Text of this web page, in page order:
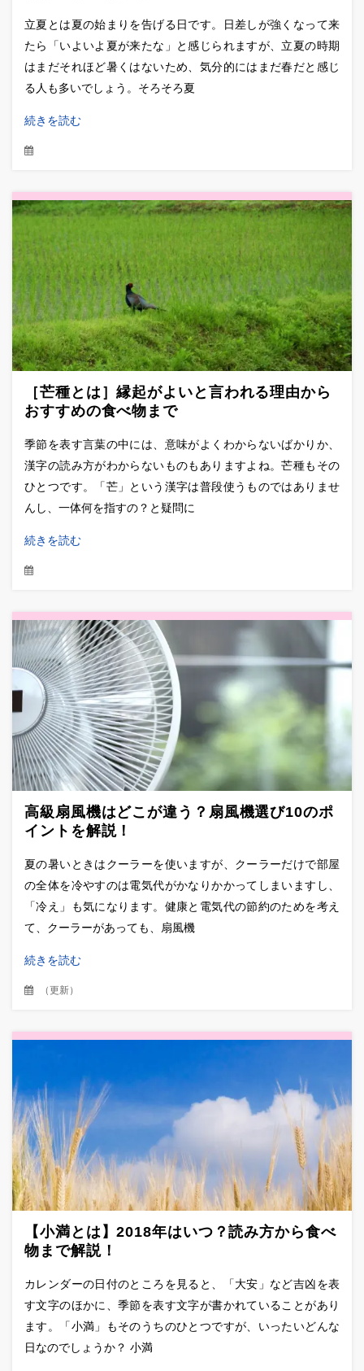
立夏とは夏の始まりを告げる日です。日差しが強くなって来
たら「いよいよ夏が来たな」と感じられますが、立夏の時期
はまだそれほど暑くはないため、気分的にはまだ春だと感じ
る人も多いでしょう。そろそろ夏
続きを読む
［芒種とは］縁起がよいと言われる理由から
おすすめの食べ物まで
季節を表す言葉の中には、意味がよくわからないばかりか、
漢字の読み方がわからないものもありますよね。芒種もその
ひとつです。「芒」という漢字は普段使うものではありませ
んし、一体何を指すの？と疑問に
続きを読む
高級扇風機はどこが違う？扇風機選び10のポ
イントを解説！
夏の暑いときはクーラーを使いますが、クーラーだけで部屋
の全体を冷やすのは電気代がかなりかかってしまいますし、
「冷え」も気になります。健康と電気代の節約のためを考え
て、クーラーがあっても、扇風機
続きを読む
（更新）
【小満とは】2018年はいつ？読み方から食べ
物まで解説！
カレンダーの日付のところを見ると、「大安」など吉凶を表
す文字のほかに、季節を表す文字が書かれていることがあり
ます。「小満」もそのうちのひとつですが、いったいどんな
日なのでしょうか？ 小満